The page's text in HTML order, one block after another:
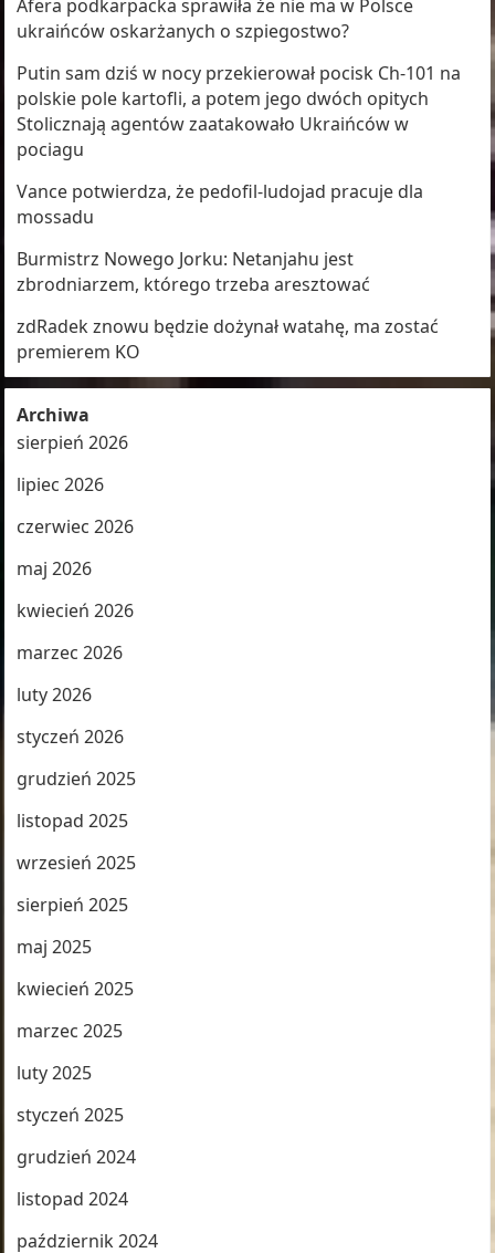
Afera podkarpacka sprawiła że nie ma w Polsce
ukraińców oskarżanych o szpiegostwo?
Putin sam dziś w nocy przekierował pocisk Ch-101 na
polskie pole kartofli, a potem jego dwóch opitych
Stolicznają agentów zaatakowało Ukraińców w
pociagu
Vance potwierdza, że pedofil-ludojad pracuje dla
mossadu
Burmistrz Nowego Jorku: Netanjahu jest
zbrodniarzem, którego trzeba aresztować
zdRadek znowu będzie dożynał watahę, ma zostać
premierem KO
Archiwa
sierpień 2026
lipiec 2026
czerwiec 2026
maj 2026
kwiecień 2026
marzec 2026
luty 2026
styczeń 2026
grudzień 2025
listopad 2025
wrzesień 2025
sierpień 2025
maj 2025
kwiecień 2025
marzec 2025
luty 2025
styczeń 2025
grudzień 2024
listopad 2024
październik 2024